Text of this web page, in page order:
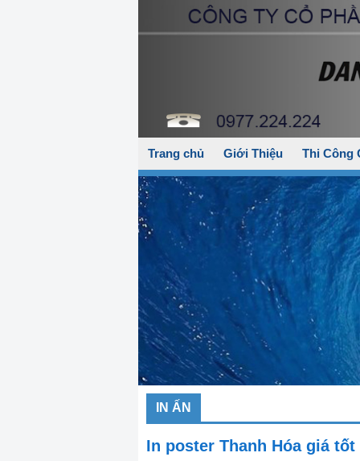
Trang chủ Giới Thiệu Thi Công
IN ẤN
In poster Thanh Hóa giá tốt